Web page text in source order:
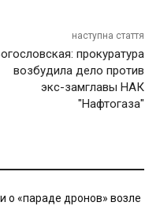
наступна стаття
прокуратура
возбудила дело против
экс-замглавы НАК
"Нафтогаза"
о «параде дронов» возле